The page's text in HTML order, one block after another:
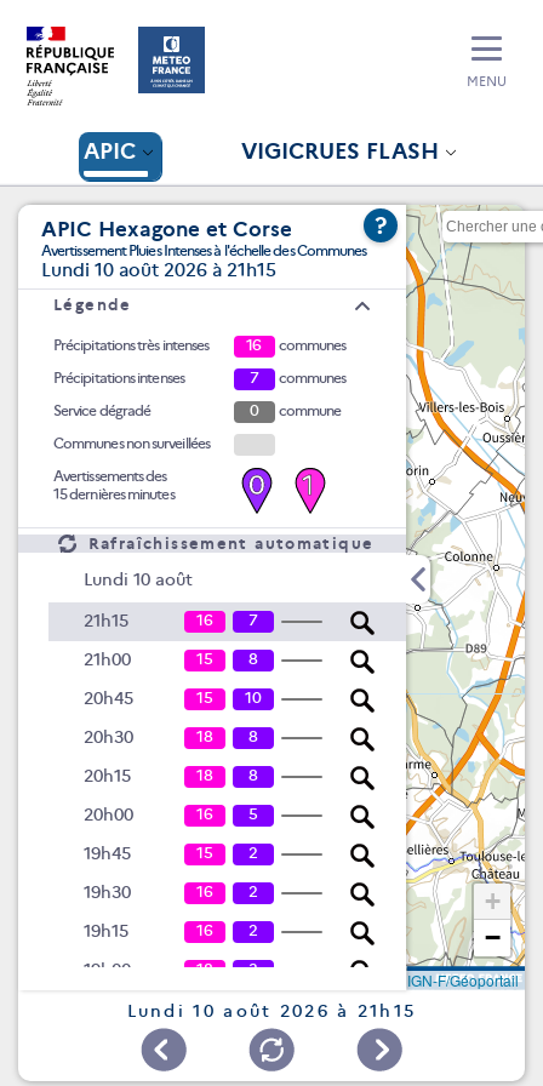
APIC VIGICRUES FLASH
MENU
APIC Hexagone et Corse
Avertissement Pluies Intenses à l'échelle des Communes
Lundi 10 août 2026 à 21h15
?
Légende
Précipitations très intenses 16
communes
Précipitations intenses
7
communes
Service dégradé
0
commune
Communes non surveillées
Avertissements des
15 dernières minutes
0 1
Rafraîchissement automatique
Lundi 10 août
21h15 16 7
21h00 15 8
20h45 15 10
20h30 18 8
20h15 18 8
20h00 16 5
19h45 15 2
19h30 16 2
19h15 16 2
19h00 18 3
18h45 15 5
3
+
−
IGN-F/Géoportail
Lundi 10 août 2026 à 21h15